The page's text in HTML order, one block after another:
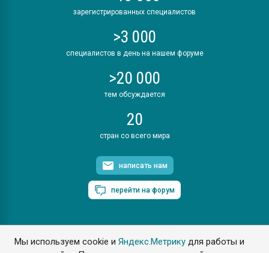
Мы используем cookie иЯндекс.Метрику для работы и
зарегистрированных специалистов
>3 000
специалистов в день на нашем форуме
>20 000
тем обсуждается
20
стран со всего мира
написать нам
перейти на форум
ПластЭксперт © 2006. Все права защищены